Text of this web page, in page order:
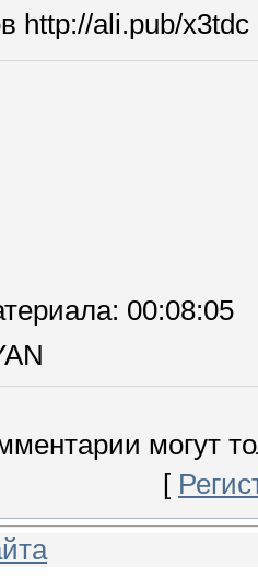
http://ali.pub/x3tdc
: 00:08:05
могут
[